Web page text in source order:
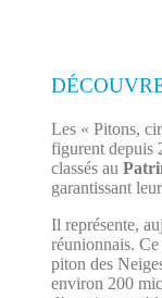
Les « Pitons,
figurent depuis
classés au
garantissant
Il représente,
réunionnais.
piton des
environ 200